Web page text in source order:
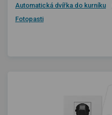
Automatická dvířka do kurníku
Fotopasti